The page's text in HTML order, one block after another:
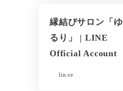
縁結びサロン「ゆ
るり」 | LINE
Official Account
lin.ee